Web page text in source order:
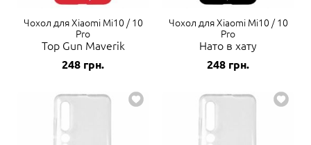
Чохол для Xiaomi Mi10 / 10
Pro
Top Gun Maverik
248 грн.
Чохол для Xiaomi Mi10 / 10
Pro
Нато в хату
248 грн.